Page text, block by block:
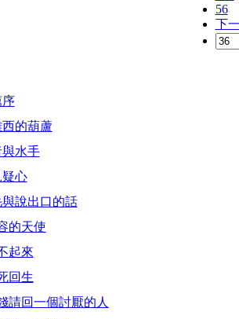
56
下
西的葫蘆
水手
心
說出口的話
的天使
起來
回生
請回一個討厭的人